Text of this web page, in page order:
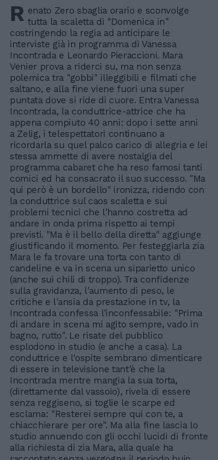
R enato Zero sbaglia orario e sconvolge
tutta la scaletta di "Domenica in"
costringendo la regia ad anticipare le
interviste già in programma di Vanessa
Incontrada e Leonardo Pieraccioni. Mara
Venier prova a riderci su, ma non senza
polemica tra "gobbi" illeggibili e filmati che
saltano, e alla fine viene fuori una super
puntata dove si ride di cuore. Entra Vanessa
Incontrada, la conduttrice-attrice che ha
appena compiuto 40 anni: dopo i sette anni
a Zelig, i telespettatori continuano a
ricordarla su quel palco carico di allegria e lei
stessa ammette di avere nostalgia del
programma cabaret che ha reso famosi tanti
comici ed ha consacrato il suo successo. "Ma
qui però è un bordello" ironizza, ridendo con
la conduttrice sul caos scaletta e sui
problemi tecnici che l'hanno costretta ad
andare in onda prima rispetto ai tempi
previsti. "Ma è il bello della diretta" aggiunge
giustificando il momento. Per festeggiarla zia
Mara le fa trovare una torta con tanto di
candeline e va in scena un siparietto unico
(anche sui chili di troppo). Tra confidenze
sulla gravidanza, l'aumento di peso, le
critiche e l'ansia da prestazione in tv, la
Incontrada confessa l'inconfessabile: "Prima
di andare in scena mi agito sempre, vado in
bagno, rutto". Le risate del pubblico
esplodono in studio (e anche a casa). La
conduttrice e l'ospite sembrano dimenticare
di essere in televisione tant'è che la
Incontrada mentre mangia la sua torta,
(direttamente dal vassoio), rivela di essere
senza reggiseno, si toglie le scarpe ed
esclama: "Resterei sempre qui con te, a
chiacchierare per ore". Ma alla fine lascia lo
studio annuendo con gli occhi lucidi di fronte
alla richiesta di zia Mara, alla quale ha